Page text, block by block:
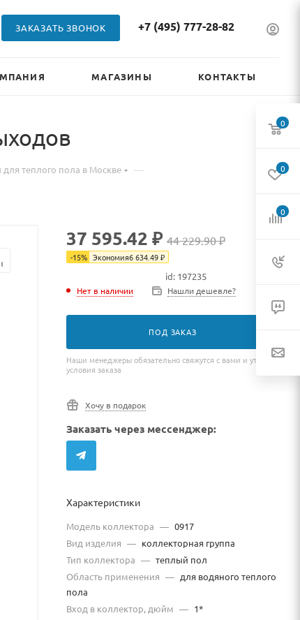
ЗАКАЗАТЬ ЗВОНОК +7 (495) 777-28-82
МАГАЗИНЫ КОНТАКТЫ
теплого пола в Москве —
37 595.42 ₽ 44 229.90 ₽
-15% Экономия6 634.49₽
id: 197235
Нет в наличии Нашли дешевле?
ПОД ЗАКАЗ
Наши менеджеры обязательно свяжутся с вами и уточнят
условия заказа
Хочу в подарок
Заказать через мессенджер:
Характеристики
Модель коллектора — 0917
Вид изделия — коллекторная группа
Тип коллектора — теплый пол
Область применения — для водяного теплого
пола
Вход в коллектор, дюйм — 1*
0
0
0